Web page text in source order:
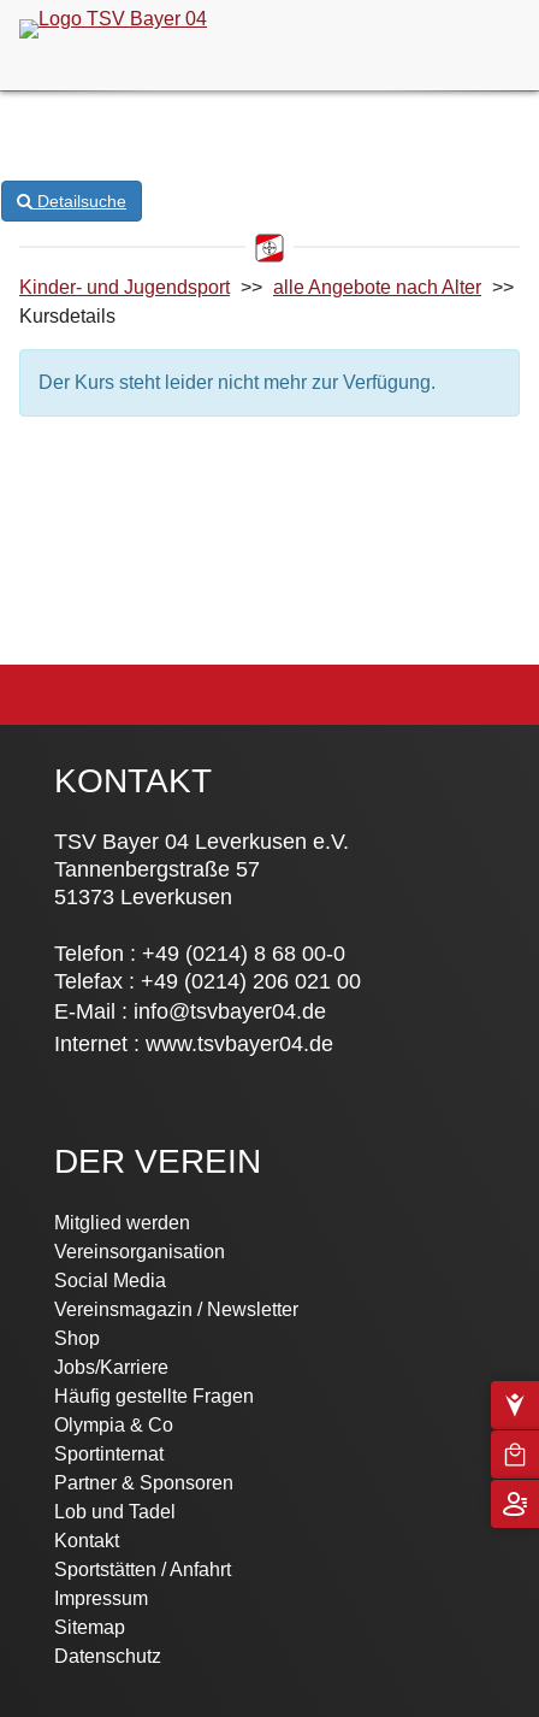
Detailsuche
Kinder- und Jugendsport >> alle Angebote nach Alter >>
Kursdetails
Der Kurs steht leider nicht mehr zur Verfügung.
KONTAKT
TSV Bayer 04 Leverkusen e.V.
Tannenbergstraße 57
51373 Leverkusen
Telefon : +49 (0214) 8 68 00-0
Telefax : +49 (0214) 206 021 00
E-Mail : info@tsvbayer04.de
Internet : www.tsvbayer04.de
DER VEREIN
Mitglied werden
Vereinsorganisation
Social Media
Vereinsmagazin / Newsletter
Shop
Jobs/Karriere
Häufig gestellte Fragen
Olympia & Co
Sportinternat
Partner & Sponsoren
Lob und Tadel
Kontakt
Sportstätten / Anfahrt
Impressum
Sitemap
Datenschutz